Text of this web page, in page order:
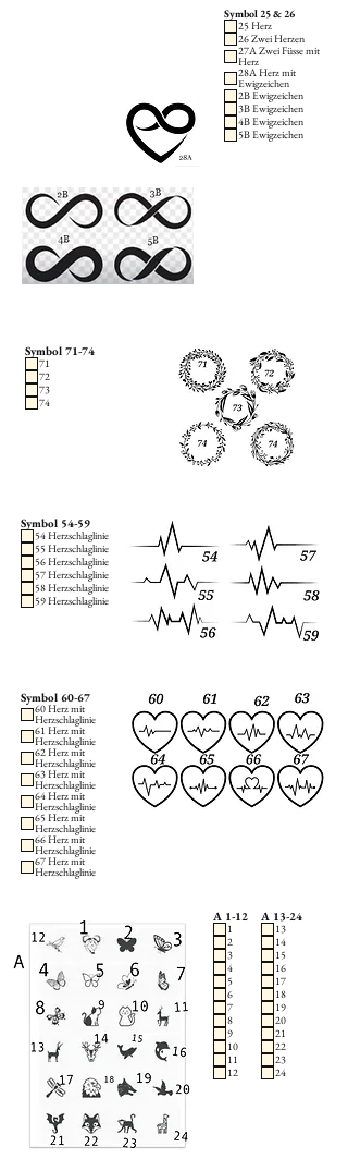
Symbol 25 & 26
25 Herz
26 Zwei Herzen
27A Zwei Füsse mit
Herz
28A Herz mit
Ewigzeichen
2B Ewigzeichen
3B Ewigzeichen
4B Ewigzeichen
5B Ewigzeichen
Symbol 71-74
71
72
73
74
Symbol 54-59
54 Herzschlaglinie
55 Herzschlaglinie
56 Herzschlaglinie
57 Herzschlaglinie
58 Herzschlaglinie
59 Herzschlaglinie
Symbol 60-67
60 Herz mit
Herzschlaglinie
61 Herz mit
Herzschlaglinie
62 Herz mit
Herzschlaglinie
63 Herz mit
Herzschlaglinie
64 Herz mit
Herzschlaglinie
65 Herz mit
Herzschlaglinie
66 Herz mit
Herzschlaglinie
67 Herz mit
Herzschlaglinie
A 1-12
1
2
3
4
5
6
7
8
9
10
11
12
A 13-24
13
14
15
16
17
18
19
20
21
22
23
24